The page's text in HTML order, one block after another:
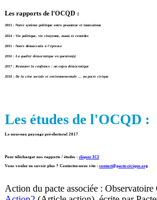
Les rapports de l'OCQD :
2013 : Notre système politique entre pesanteur et innovations
2014 : Vie politique, vie citoyenne, maux et remèdes
2015 : Notre démocratie à l'épreuve
2016 : La qualité démocratique en question(s)
2017 : Restaurer la confiance : un enjeu démocratique
2018 : De la crise sociale et environnementale ... au pacte civique
Les études de l'OCQD :
Le nouveau paysage pré-électoral 2017
Pour télécharger nos rapports / études : cliquer ICI
Vous voulez en savoir plus ? Contactez-nous vite : contact@pacte-civique.org
Action du pacte associée : Observatoire